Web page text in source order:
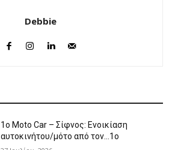
Debbie
1o Moto Car – Σίφνος: Ενοικίαση
αυτοκινήτου/μότο από τον…1ο